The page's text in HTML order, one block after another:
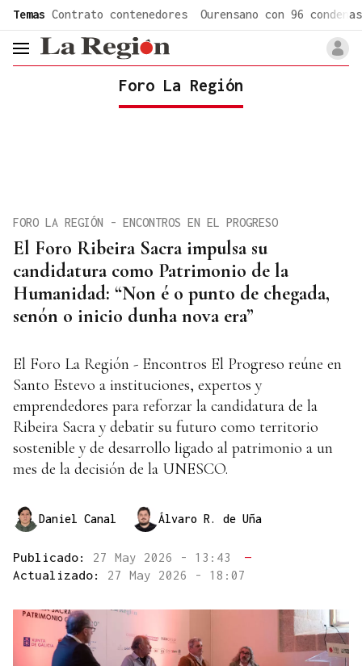
Temas Contrato contenedores Ourensano con 96 condenas
header.menu.open
Foro La Región
El Foro Ribeira Sacra impulsa su
candidatura como Patrimonio de la
Humanidad: “Non é o punto de chegada,
senón o inicio dunha nova era”
FORO LA REGIÓN - ENCONTROS EN EL PROGRESO
El Foro La Región - Encontros El Progreso reúne en
Santo Estevo a instituciones, expertos y
emprendedores para reforzar la candidatura de la
Ribeira Sacra y debatir su futuro como territorio
sostenible y de desarrollo ligado al patrimonio a un
mes de la decisión de la UNESCO.
Daniel Canal Álvaro R. de Uña
Publicado: 27 May 2026 - 13:43
—
Actualizado: 27 May 2026 - 18:07